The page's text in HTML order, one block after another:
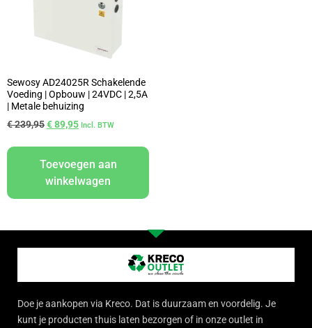
Sewosy AD24025R Schakelende
Voeding | Opbouw | 24VDC | 2,5A
| Metale behuizing
€239,95€89,95 Incl. BTW
Toevoegen aan
winkelwagen
Doe je aankopen via Kreco. Dat is duurzaam en voordelig. Je
kunt je producten thuis laten bezorgen of in onze outlet in